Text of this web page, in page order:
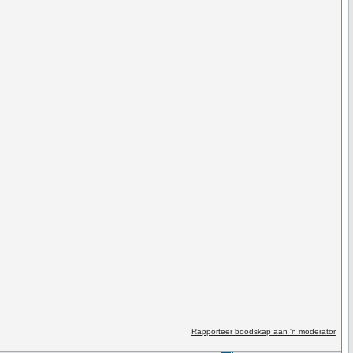
Rapporteer boodskap aan 'n moderator